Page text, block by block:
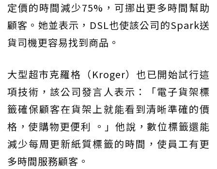
定價的時間減少75%，可挪出更多時間幫助
顧客。她並表示，DSL也使該公司的Spark送
貨司機更容易找到商品。
大型超市克羅格（Kroger）也已開始試行這
項技術，該公司發言人表示：「電子貨架標
籤確保顧客在貨架上就能看到清晰準確的價
格，使購物更便利 。」他說，數位標籤還能
減少每周更新紙質標籤的時間，使員工有更
多時間服務顧客。